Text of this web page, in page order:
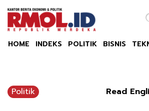
HOME INDEKS POLITIK BISNIS
Politik Read